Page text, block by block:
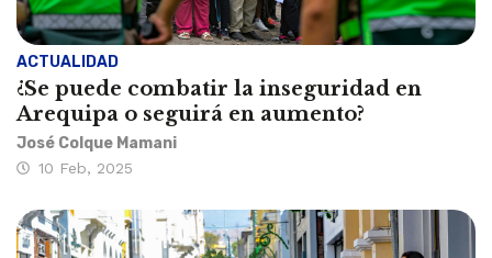
ACTUALIDAD
¿Se puede combatir la inseguridad en
Arequipa o seguirá en aumento?
José Colque Mamani
10 Feb, 2025